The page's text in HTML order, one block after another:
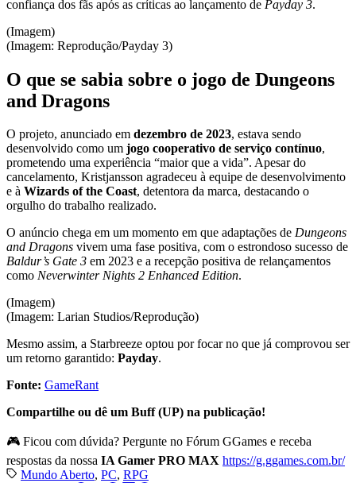
confiança dos fãs após as críticas ao lançamento de Payday 3.
(Imagem)
(Imagem: Reprodução/Payday 3)
O que se sabia sobre o jogo de Dungeons
and Dragons
O projeto, anunciado em dezembro de 2023, estava sendo
desenvolvido como um jogo cooperativo de serviço contínuo,
prometendo uma experiência “maior que a vida”. Apesar do
cancelamento, Kristjansson agradeceu à equipe de desenvolvimento
e à Wizards of the Coast, detentora da marca, destacando o
orgulho do trabalho realizado.
O anúncio chega em um momento em que adaptações de Dungeons
and Dragons vivem uma fase positiva, com o estrondoso sucesso de
Baldur’s Gate 3 em 2023 e a recepção positiva de relançamentos
como Neverwinter Nights 2 Enhanced Edition.
(Imagem)
(Imagem: Larian Studios/Reprodução)
Mesmo assim, a Starbreeze optou por focar no que já comprovou ser
um retorno garantido: Payday.
Fonte: GameRant
Compartilhe ou dê um Buff (UP) na publicação!
🎮 Ficou com dúvida? Pergunte no Fórum GGames e receba
respostas da nossa IA Gamer PRO MAX https://g.ggames.com.br/
Mundo Aberto, PC, RPG